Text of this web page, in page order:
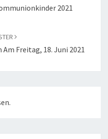
2021
Freitag, 18. Juni 2021